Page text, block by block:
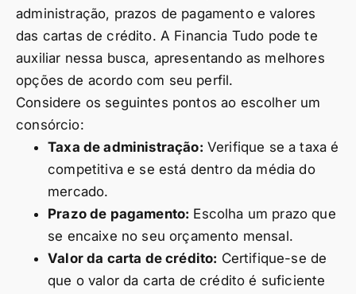
administração, prazos de pagamento e valores
das cartas de crédito. A Financia Tudo pode te
auxiliar nessa busca, apresentando as melhores
opções de acordo com seu perfil.
Considere os seguintes pontos ao escolher um
consórcio:
Taxa de administração: Verifique se a taxa é
competitiva e se está dentro da média do
mercado.
Prazo de pagamento: Escolha um prazo que
se encaixe no seu orçamento mensal.
Valor da carta de crédito: Certifique-se de
que o valor da carta de crédito é suficiente